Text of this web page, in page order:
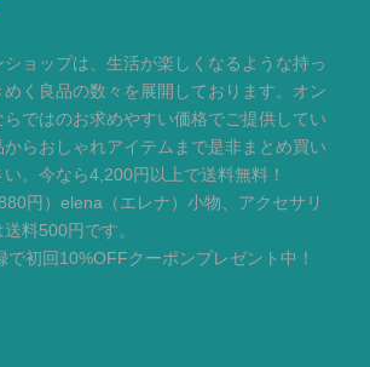
ョップは、生活が楽しくなるような持っ
く良品の数々を展開しております。オン
ではのお求めやすい価格でご提供してい
からおしゃれアイテムまで是非まとめ買い
。今なら4,200円以上で送料無料！
円）elena（エレナ）小物、アクセサリ
料500円です。
で初回10%OFFクーポンプレゼント中！